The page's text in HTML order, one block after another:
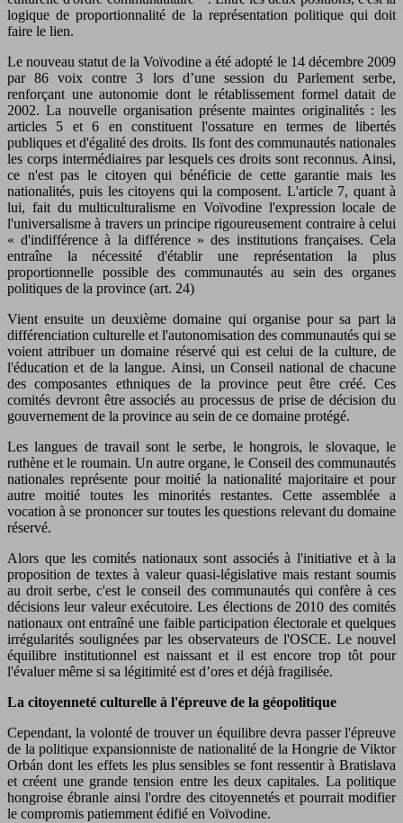
logique de proportionnalité de la représentation politique qui doit
faire le lien.
Le nouveau statut de la Voïvodine a été adopté le 14 décembre 2009
par 86 voix contre 3 lors d’une session du Parlement serbe,
renforçant une autonomie dont le rétablissement formel datait de
2002. La nouvelle organisation présente maintes originalités : les
articles 5 et 6 en constituent l'ossature en termes de libertés
publiques et d'égalité des droits. Ils font des communautés nationales
les corps intermédiaires par lesquels ces droits sont reconnus. Ainsi,
ce n'est pas le citoyen qui bénéficie de cette garantie mais les
nationalités, puis les citoyens qui la composent. L'article 7, quant à
lui, fait du multiculturalisme en Voïvodine l'expression locale de
l'universalisme à travers un principe rigoureusement contraire à celui
« d'indifférence à la différence » des institutions françaises. Cela
entraîne la nécessité d'établir une représentation la plus
proportionnelle possible des communautés au sein des organes
politiques de la province (art. 24)
Vient ensuite un deuxième domaine qui organise pour sa part la
différenciation culturelle et l'autonomisation des communautés qui se
voient attribuer un domaine réservé qui est celui de la culture, de
l'éducation et de la langue. Ainsi, un Conseil national de chacune
des composantes ethniques de la province peut être créé. Ces
comités devront être associés au processus de prise de décision du
gouvernement de la province au sein de ce domaine protégé.
Les langues de travail sont le serbe, le hongrois, le slovaque, le
ruthène et le roumain. Un autre organe, le Conseil des communautés
nationales représente pour moitié la nationalité majoritaire et pour
autre moitié toutes les minorités restantes. Cette assemblée a
vocation à se prononcer sur toutes les questions relevant du domaine
réservé.
Alors que les comités nationaux sont associés à l'initiative et à la
proposition de textes à valeur quasi-législative mais restant soumis
au droit serbe, c'est le conseil des communautés qui confère à ces
décisions leur valeur exécutoire. Les élections de 2010 des comités
nationaux ont entraîné une faible participation électorale et quelques
irrégularités soulignées par les observateurs de l'OSCE. Le nouvel
équilibre institutionnel est naissant et il est encore trop tôt pour
l'évaluer même si sa légitimité est d’ores et déjà fragilisée.
La citoyenneté culturelle à l'épreuve de la géopolitique
Cependant, la volonté de trouver un équilibre devra passer l'épreuve
de la politique expansionniste de nationalité de la Hongrie de Viktor
Orbán dont les effets les plus sensibles se font ressentir à Bratislava
et créent une grande tension entre les deux capitales. La politique
hongroise ébranle ainsi l'ordre des citoyennetés et pourrait modifier
le compromis patiemment édifié en Voïvodine.